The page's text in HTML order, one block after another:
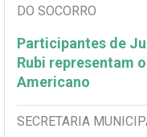
DO SOCORRO
Participantes de
Rubi representam
Americano
SECRETARIA